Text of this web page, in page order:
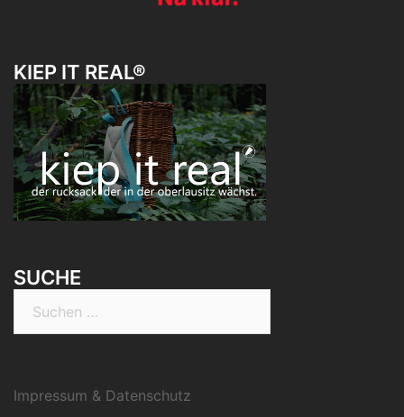
KIEP IT REAL®
SUCHE
Impressum & Datenschutz